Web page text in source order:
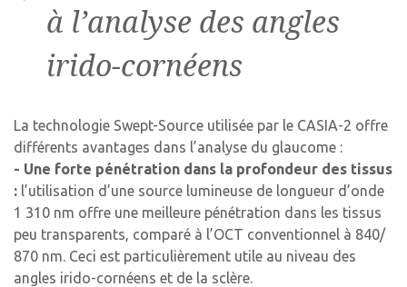
à l’analyse des angles
irido-cornéens
La technologie Swept-Source utilisée par le CASIA-2 offre
différents avantages dans l’analyse du glaucome :
- Une forte pénétration dans la profondeur des tissus
: l’utilisation d’une source lumineuse de longueur d’onde
1 310 nm offre une meilleure pénétration dans les tissus
peu transparents, comparé à l’OCT conventionnel à 840/
870 nm. Ceci est particulièrement utile au niveau des
angles irido-cornéens et de la sclère.